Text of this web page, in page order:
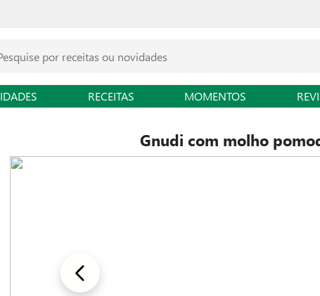
RECEITAS MOMENTOS
Gnudi com molho